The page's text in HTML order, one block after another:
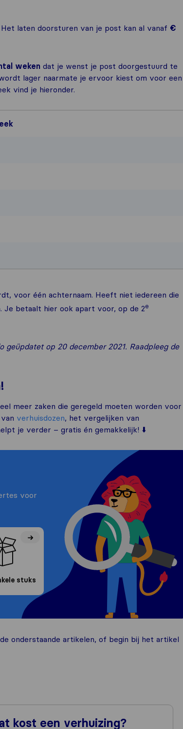
laten doorsturen van je post kan al vanaf €
weken dat je wenst je post doorgestuurd te
lager naarmate je ervoor kiest om voor een
vind je hieronder.
voor één achternaam. Heeft niet iedereen die
Je betaalt hier ook apart voor, op de 2e
op 20 december 2021. Raadpleeg de
meer zaken die geregeld moeten worden voor
verhuisdozen, het vergelijken van
je verder – gratis én gemakkelijk! ⬇️
voor
stuks
onderstaande artikelen, of begin bij het artikel
kost een verhuizing?